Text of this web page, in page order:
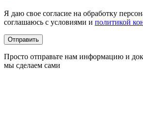
Я даю свое согласие на обработку
соглашаюсь с условиями и политикой
Отправить
Просто отправьте нам информацию и
мы сделаем сами